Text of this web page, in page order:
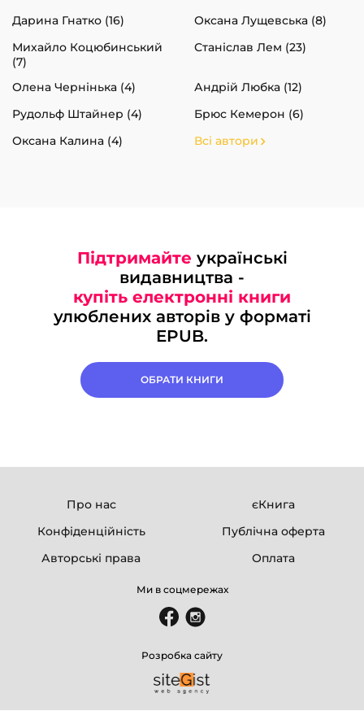
Дарина Гнатко (16)
Оксана Лущевська (8)
Михайло Коцюбинський
(7)
Станіслав Лем (23)
Олена Чернінька (4)
Андрій Любка (12)
Рудольф Штайнер (4)
Брюс Кемерон (6)
Оксана Калина (4)
Всі автори
Підтримайте українські
видавництва -
купіть електронні книги
улюблених авторів у форматі
EPUB.
ОБРАТИ КНИГИ
Про нас
єКнига
Конфіденційність
Публічна оферта
Авторські права
Оплата
Ми в соцмережах
Розробка сайту